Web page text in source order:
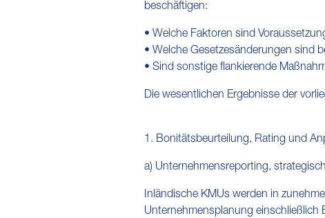
beschäftigen:
• Welche Faktoren sind
• Welche Gesetzesänderungen sind
• Sind sonstige flankierende
Die wesentlichen Ergebnisse der
1. Bonitätsbeurteilung, Rating und
a) Unternehmensreporting,
Inländische KMUs werden in
Unternehmensplanung einschließlich